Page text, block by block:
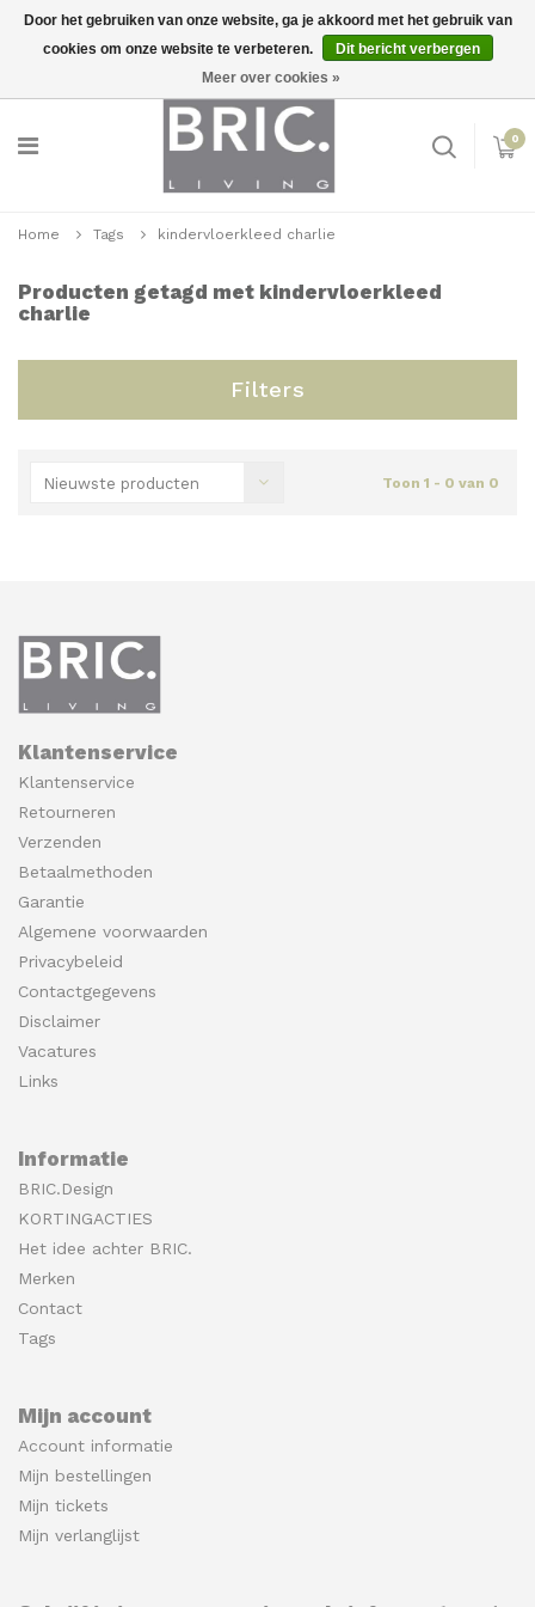
Inloggen
0
Home Tags kindervloerkleed charlie
Producten getagd met kindervloerkleed
charlie
Filters
Nieuwste producten Toon 1 - 0 van 0
Klantenservice
Klantenservice
Retourneren
Verzenden
Betaalmethoden
Garantie
Algemene voorwaarden
Privacybeleid
Contactgegevens
Disclaimer
Vacatures
Links
Informatie
BRIC.Design
KORTINGACTIES
Het idee achter BRIC.
Merken
Contact
Tags
Mijn account
Account informatie
Mijn bestellingen
Mijn tickets
Mijn verlanglijst
Door het gebruiken van onze website, ga je akkoord met het gebruik van
cookies om onze website te verbeteren.
Dit bericht verbergen
Meer over cookies »